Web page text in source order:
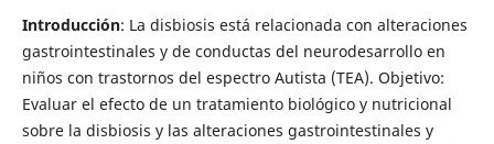
Introducción: La disbiosis está relacionada con alteraciones
gastrointestinales y de conductas del neurodesarrollo en
niños con trastornos del espectro Autista (TEA). Objetivo:
Evaluar el efecto de un tratamiento biológico y nutricional
sobre la disbiosis y las alteraciones gastrointestinales y